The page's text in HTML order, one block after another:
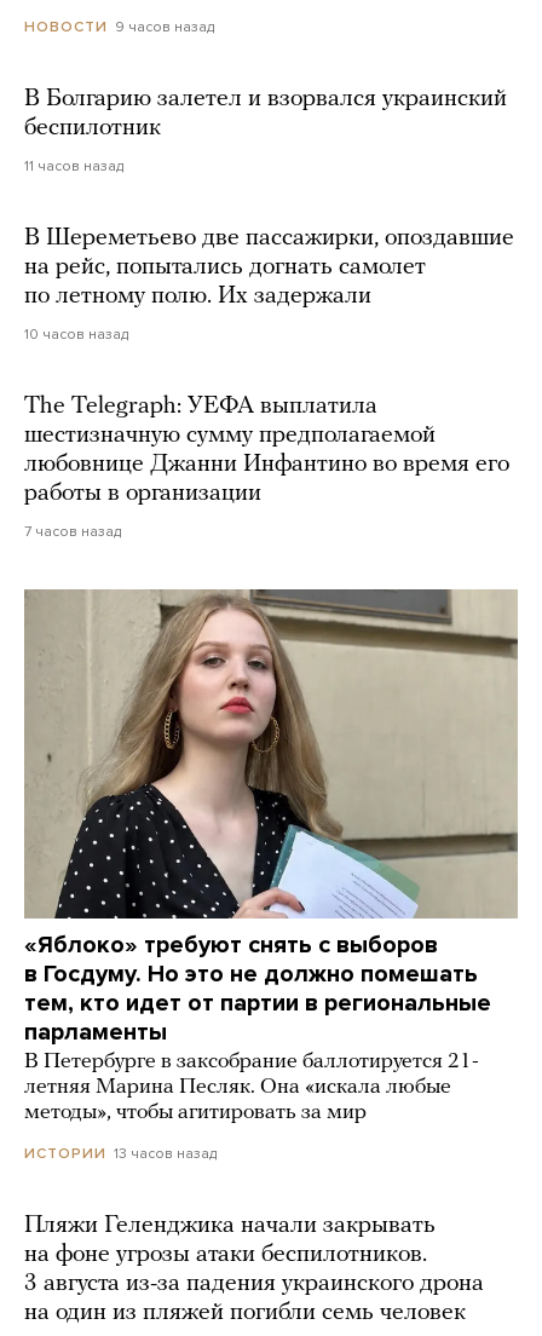
НОВОСТИ 9 часов назад
В Болгарию залетел и взорвался украинский
беспилотник
11 часов назад
В Шереметьево две пассажирки, опоздавшие
на рейс, попытались догнать самолет
по летному полю. Их задержали
10 часов назад
The Telegraph: УЕФА выплатила
шестизначную сумму предполагаемой
любовнице Джанни Инфантино во время его
работы в организации
7 часов назад
«Яблоко» требуют снять с выборов
в Госдуму. Но это не должно помешать
тем, кто идет от партии в региональные
парламенты
В Петербурге в заксобрание баллотируется 21-
летняя Марина Песляк. Она «искала любые
методы», чтобы агитировать за мир
ИСТОРИИ 13 часов назад
Пляжи Геленджика начали закрывать
на фоне угрозы атаки беспилотников.
3 августа из-за падения украинского дрона
на один из пляжей погибли семь человек